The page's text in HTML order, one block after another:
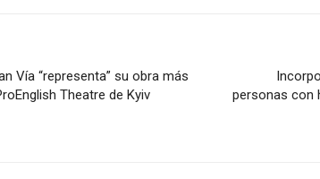
Vía “representa” su obra más
Theatre de Kyiv
personas con